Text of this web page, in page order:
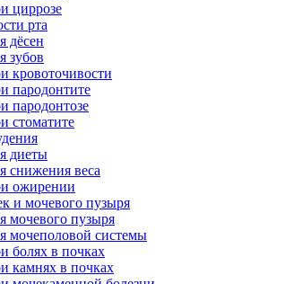
циррозе
рта
дёсен
зубов
кровоточивости
пародонтите
пародонтозе
стоматите
диеты
снижения веса
ожирении
и мочевого пузыря
мочевого пузыря
мочеполовой системы
болях в почках
камнях в почках